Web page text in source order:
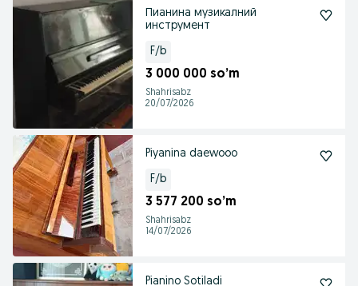
Пианина музикалний
инструмент
F/b
3 000 000 so’m
Shahrisabz
20/07/2026
Piyanina daewooo
F/b
3 577 200 so’m
Shahrisabz
14/07/2026
Pianino Sotiladi